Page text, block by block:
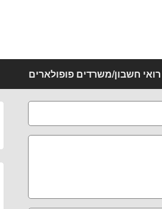
רואי חשבון/משרדים פופולארים